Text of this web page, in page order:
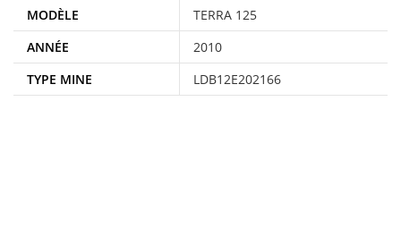
MODÈLE
TERRA 125
ANNÉE
2010
TYPE MINE
LDB12E202166